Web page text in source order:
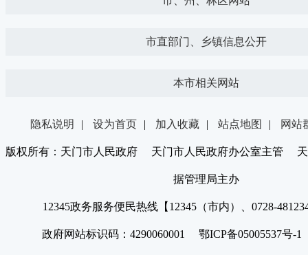
市直部门、乡镇信息公开
本市相关网站
隐私说明 | 设为首页 | 加入收藏 | 站点地图 | 网站
版权所有：天门市人民政府 天门市人民政府办公室主管 天
据管理局主办
12345政务服务便民热线【12345（市内）、0728-
政府网站标识码：4290060001 鄂ICP备05005537号